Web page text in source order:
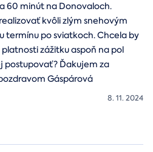
60 minút na Donovaloch.
kvôli zlým snehovým
termínu po sviatkoch. Chcela by
zážitku aspoň na pol
postupovať? Ďakujem za
Gáspárová
8. 11. 2024